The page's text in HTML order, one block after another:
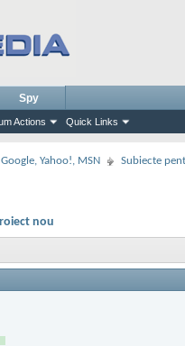
Actions Quick Links
Spy
Yahoo!, MSN Subiecte
nou